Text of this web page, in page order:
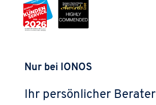
Nur bei IONOS
Ihr persönlicher Berater